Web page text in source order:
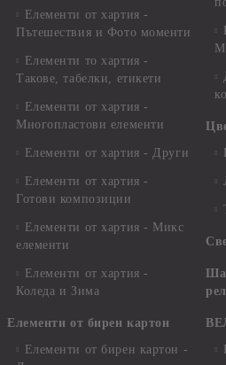
Елементи от хартия -
Пътешествия и Фото моменти
Елементи то хартия -
Такове, табелки, етикети
Елементи от хартия -
Многопластови елементи
Елементи от хартия - Други
Елементи от хартия -
Готови композиции
Елементи от хартия - Микс
елементи
Елементи от хартия -
Коледа и Зима
Елементи от бирен картон
Елементи от бирен картон -